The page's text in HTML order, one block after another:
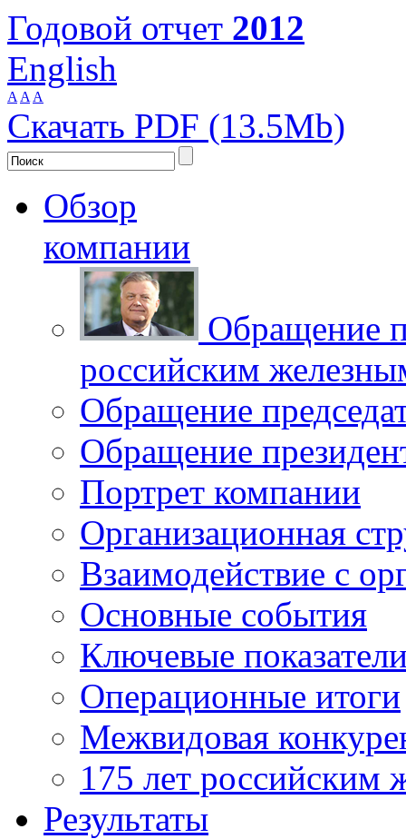
Годовой отчет 2012
English
A A A
Скачать PDF (13.5Mb)
Обзор
компании
Обращение
российским
Обращение
Обращение
Портрет компании
Организационная
Взаимодействие с
Основные события
Ключевые
Операционные итоги
Межвидовая
175 лет российским
Результаты